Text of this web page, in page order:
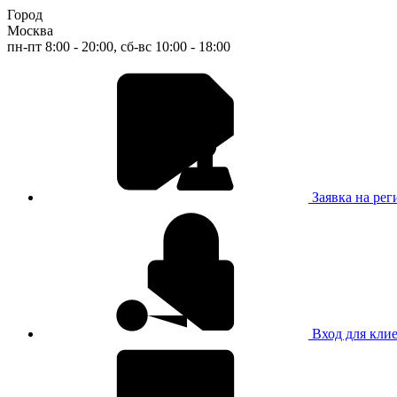
Город
Москва
пн-пт 8:00 - 20:00, сб-вс 10:00 - 18:00
Заявка на
Вход для